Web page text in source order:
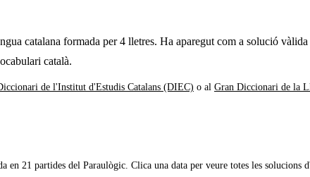
catalana formada per 4 lletres. Ha aparegut com a solució
català.
de l'Institut d'Estudis Catalans (DIEC) o al Gran Diccionari de la
en 21 partides del Paraulògic. Clica una data per veure totes les solucions